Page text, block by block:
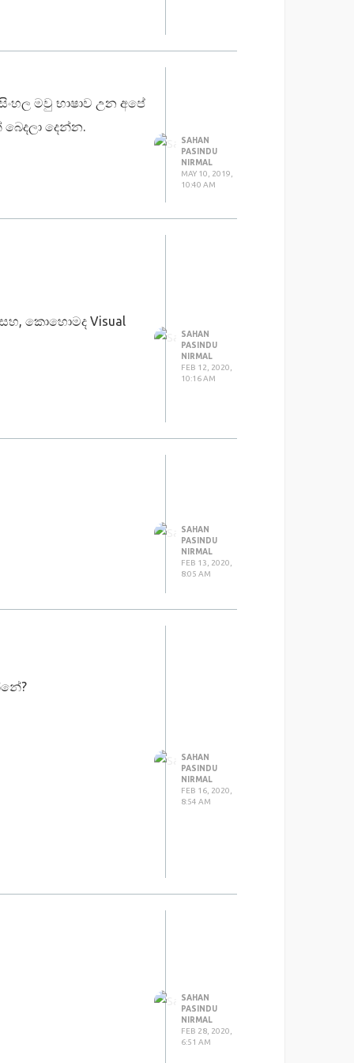
දන්නා සිංහලෙන්ම 🇱🇰
හදන්න. අඩු පාඩු
එන සමහර ගැටළු
වෙනවා Dart
හදන්න. අඩු පාඩු
මවු භාෂාව උන අපේ
දෙන්න.
SAHAN
PASINDU
NIRMAL
MAY 10, 2019,
10:40 AM
කොහොමද Visual
SAHAN
PASINDU
NIRMAL
FEB 12, 2020,
10:16 AM
SAHAN
PASINDU
NIRMAL
FEB 13, 2020,
8:05 AM
SAHAN
PASINDU
NIRMAL
FEB 16, 2020,
8:54 AM
SAHAN
PASINDU
NIRMAL
FEB 28, 2020,
6:51 AM